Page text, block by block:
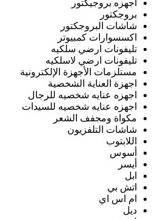
اجهزه بروجيكتور
بروجكتور
شاشات البروجكتور
اكسسوارات كمبيوتر
تليفونات ارضي سلكيه
تليفونات ارضي لاسلكيه
مستلزمات الأجهزة الإلكترونية
اجهزة العناية الشخصية
اجهزه عنايه شخصيه للرجال
اجهزه عنايه شخصيه للسيدات
مكواة ومجفف الشعر
شاشات التلفزيون
اللابتوب
أسوس
أيسر
ابل
اتش بي
ام اس اي
ديل